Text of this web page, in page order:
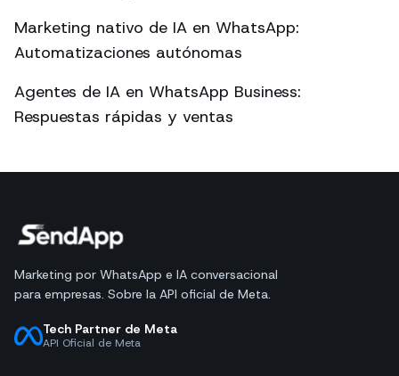
Marketing nativo de IA en WhatsApp:
Automatizaciones autónomas
Agentes de IA en WhatsApp Business:
Respuestas rápidas y ventas
Marketing por WhatsApp e IA conversacional
para empresas. Sobre la API oficial de Meta.
Tech Partner de Meta
API Oficial de Meta